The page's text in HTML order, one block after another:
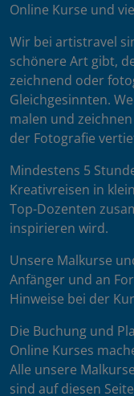
Online Kurse und
Wir bei artistravel
schönere Art gibt,
zeichnend oder
Gleichgesinnten.
malen und
der Fotografie
Mindestens 5
Kreativreisen in
Top-Dozenten
inspirieren wird.
Unsere Malkurse
Anfänger und an
Hinweise bei der
Die Buchung und
Online Kurses
Alle unsere
sind auf diesen